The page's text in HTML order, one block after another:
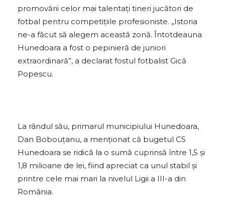
promovării celor mai talentați tineri jucători de
fotbal pentru competițiile profesioniste. „Istoria
ne-a făcut să alegem această zonă. Întotdeauna
Hunedoara a fost o pepinieră de juniori
extraordinară”, a declarat fostul fotbalist Gică
Popescu.
La rândul său, primarul municipiului Hunedoara,
Dan Bobouţanu, a menţionat că bugetul CS
Hunedoara se ridică la o sumă cuprinsă între 1,5 şi
1,8 milioane de lei, fiind apreciat ca unul stabil şi
printre cele mai mari la nivelul Ligii a III-a din
România.